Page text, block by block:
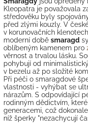
Kleopatra je považovala
středověku byly
před zlými kouzly. V
v korunovačních
moderní době smaragd
oblíbeným kamenem pro
věrnost a trvalou lásku.
pohybují od
v bezelu až po složité
Při péči o smaragdové
vlastnosti - vyhýbat se
nárazům. S odpovídající
rodinným dědictvím,
generacemi, což
níž šperky "nezachycují